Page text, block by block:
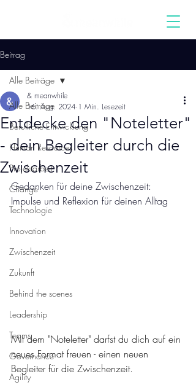
Beitrag
Alle Beiträge
Berufliche Entwicklung
Human Resources
Projektarbeit
Change
Technologie
Innovation
Zwischenzeit
Zukunft
Behind the scenes
Leadership
Teams
Governance
Agility
Alle Beiträge
Entdecke den "Noteletter"
- dein Begleiter durch die
Zwischenzeit
& meanwhile
16. Aug. 2024 1 Min. Lesezeit
Gedanken für deine Zwischenzeit:
Impulse und Reflexion für deinen Alltag
Mit dem "Noteletter" darfst du dich auf ein
neues Format freuen - einen neuen
Begleiter für die Zwischenzeit.